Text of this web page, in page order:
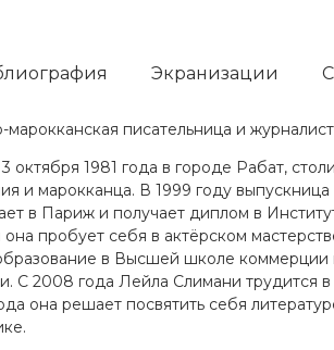
марокканская писательница и
октября 1981 года в городе Рабат,
и марокканца. В 1999 году
в Париж и получает диплом в
она пробует себя в актёрском
в Высшей школе коммерции
С 2008 года Лейла Слимани трудится
она решает посвятить себя
Экранизации